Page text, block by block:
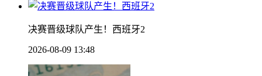
决赛晋级球队产生！西班牙2
2026-08-09 13:48